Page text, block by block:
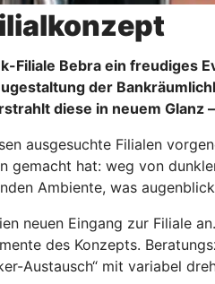
Filiale Bebra ein freudiges
der
diese in neuem
ausgesuchte Filialen
gemacht hat: weg von
Ambiente, was
neuen Eingang zur Filiale
des Konzepts.
Austausch“ mit variabel